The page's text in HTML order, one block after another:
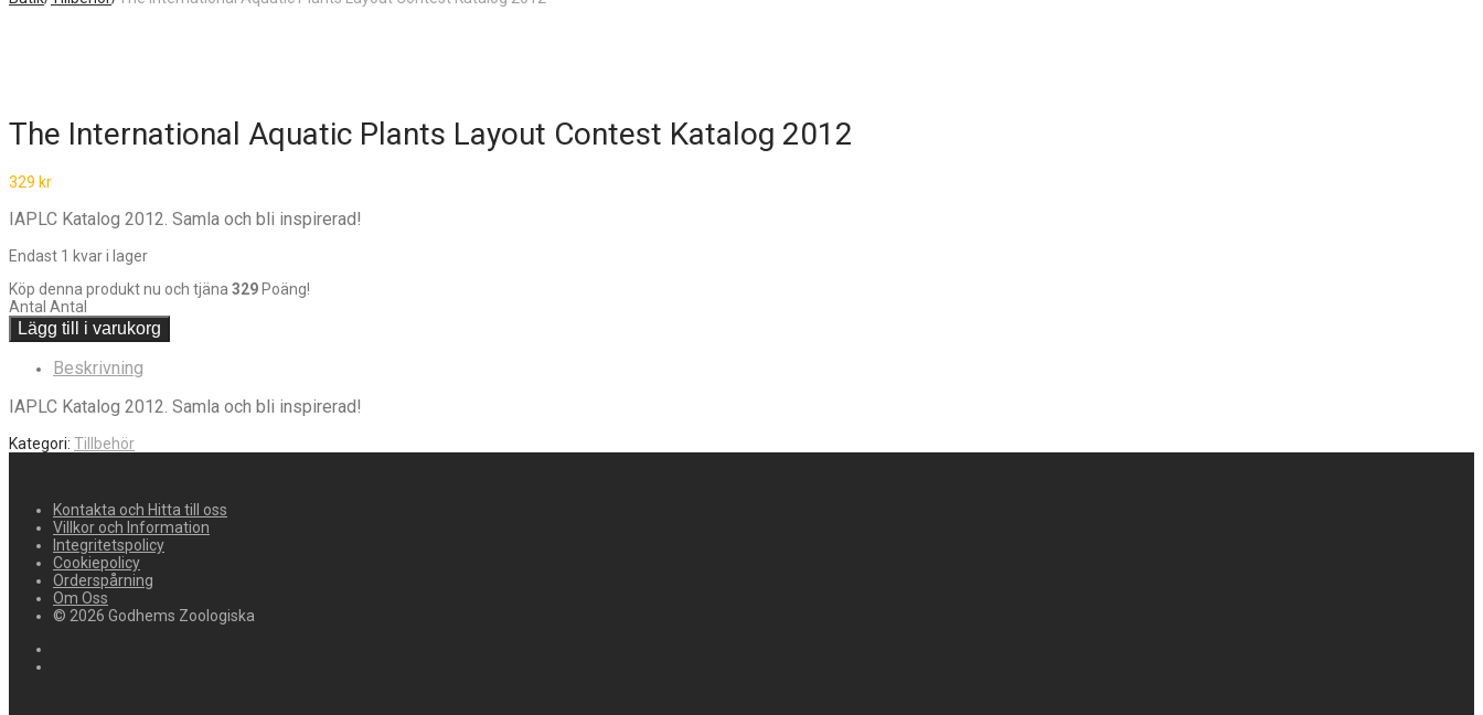
The International Aquatic Plants Layout Contest Katalog 2012
329 kr
IAPLC Katalog 2012. Samla och bli inspirerad!
Endast 1 kvar i lager
Köp denna produkt nu och tjäna 329Poäng!
Antal Antal
Lägg till i varukorg
Beskrivning
IAPLC Katalog 2012. Samla och bli inspirerad!
Kategori: Tillbehör
Kontakta och Hitta till oss
Villkor och Information
Integritetspolicy
Cookiepolicy
Orderspårning
Om Oss
© 2026 Godhems Zoologiska